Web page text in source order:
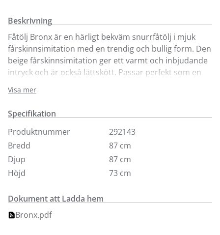
Beskrivning
Fåtölj Bronx är en härligt bekväm snurrfåtölj i mjuk
fårskinnsimitation med en trendig och bullig form. Den
beige fårskinnsimitation ger ett varmt och inbjudande
intryck och är också lättskött. Passar perfekt som en
sovrummet eller tillsammans i grupp.
Visa mer
Specifikation
Produktnummer
292143
Bredd
87 cm
Djup
87 cm
Höjd
73 cm
Dokument att Ladda hem
Bronx.pdf